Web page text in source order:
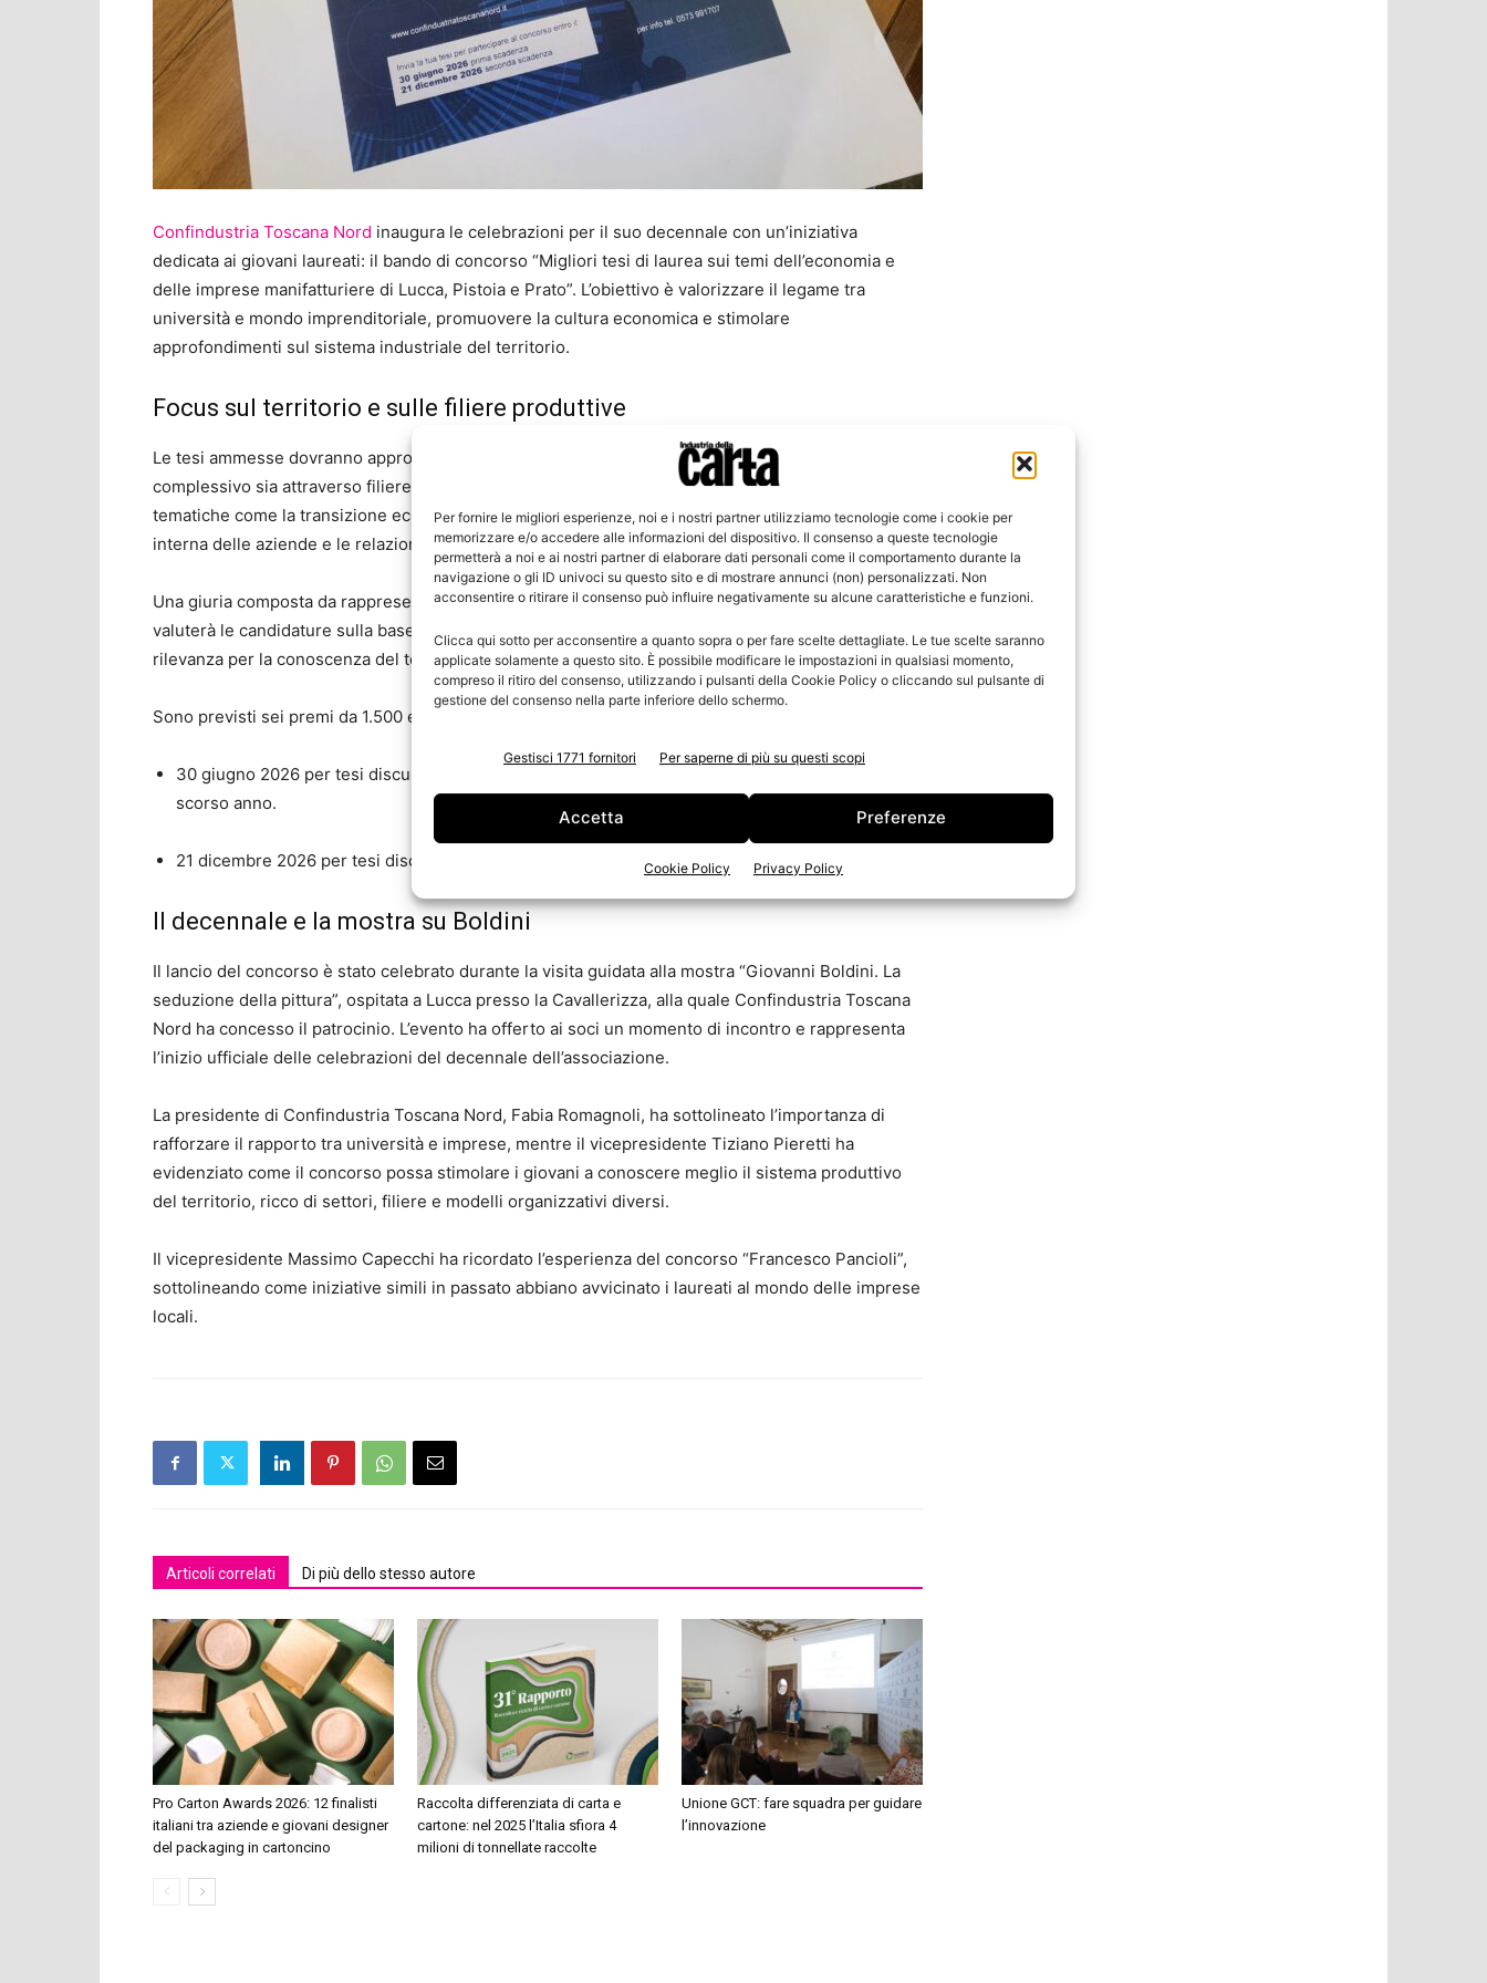
Per fornire le migliori esperienze, noi e i nostri partner utilizziamo tecnologie come i cookie per
memorizzare e/o accedere alle informazioni del dispositivo. Il consenso a queste tecnologie
permetterà a noi e ai nostri partner di elaborare dati personali come il comportamento durante la
navigazione o gli ID univoci su questo sito e di mostrare annunci (non) personalizzati. Non
acconsentire o ritirare il consenso può influire negativamente su alcune caratteristiche e funzioni.
Clicca qui sotto per acconsentire a quanto sopra o per fare scelte dettagliate. Le tue scelte saranno
applicate solamente a questo sito. È possibile modificare le impostazioni in qualsiasi momento,
compreso il ritiro del consenso, utilizzando i pulsanti della Cookie Policy o cliccando sul pulsante di
gestione del consenso nella parte inferiore dello schermo.
Gestisci 1771 fornitori Per saperne di più su questi scopi
Accetta Preferenze
Cookie Policy Privacy Policy
Confindustria Toscana Nord inaugura le celebrazioni per il suo decennale con un’iniziativa
dedicata ai giovani laureati: il bando di concorso “Migliori tesi di laurea sui temi dell’economia e
delle imprese manifatturiere di Lucca, Pistoia e Prato”. L’obiettivo è valorizzare il legame tra
università e mondo imprenditoriale, promuovere la cultura economica e stimolare
approfondimenti sul sistema industriale del territorio.
Focus sul territorio e sulle filiere produttive
Le tesi ammesse dovranno approfondire l’industria locale, considerata sia come sistema
complessivo sia attraverso filiere produttive o casi aziendali specifici. I lavori potranno trattare
tematiche come la transizione ecologica e digitale, l’internazionalizzazione, l’organizzazione
interna delle aziende e le relazioni industriali.
Una giuria composta da rappresentanti del mondo economico, imprenditoriale e istituzionale
valuterà le candidature sulla base di coerenza con il bando, qualità scientifica e metodologica,
rilevanza per la conoscenza del territorio e chiarezza espositiva.
Sono previsti sei premi da 1.500 euro ciascuno, suddivisi in due scadenze:
30 giugno 2026 per tesi discusse dal gennaio 2025 alla data indicata, comprese quelle dello
scorso anno.
21 dicembre 2026 per tesi discusse nella seconda metà dell’anno.
Il decennale e la mostra su Boldini
Il lancio del concorso è stato celebrato durante la visita guidata alla mostra “Giovanni Boldini. La
seduzione della pittura”, ospitata a Lucca presso la Cavallerizza, alla quale Confindustria Toscana
Nord ha concesso il patrocinio. L’evento ha offerto ai soci un momento di incontro e rappresenta
l’inizio ufficiale delle celebrazioni del decennale dell’associazione.
La presidente di Confindustria Toscana Nord, Fabia Romagnoli, ha sottolineato l’importanza di
rafforzare il rapporto tra università e imprese, mentre il vicepresidente Tiziano Pieretti ha
evidenziato come il concorso possa stimolare i giovani a conoscere meglio il sistema produttivo
del territorio, ricco di settori, filiere e modelli organizzativi diversi.
Il vicepresidente Massimo Capecchi ha ricordato l’esperienza del concorso “Francesco Pancioli”,
sottolineando come iniziative simili in passato abbiano avvicinato i laureati al mondo delle imprese
locali.
Articoli correlati Di più dello stesso autore
Pro Carton Awards 2026: 12 finalisti
italiani tra aziende e giovani designer
del packaging in cartoncino
Raccolta differenziata di carta e
cartone: nel 2025 l’Italia sfiora 4
milioni di tonnellate raccolte
Unione GCT: fare squadra per guidare
l’innovazione